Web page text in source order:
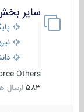
سایر بخش
Others
583 ارسال ها